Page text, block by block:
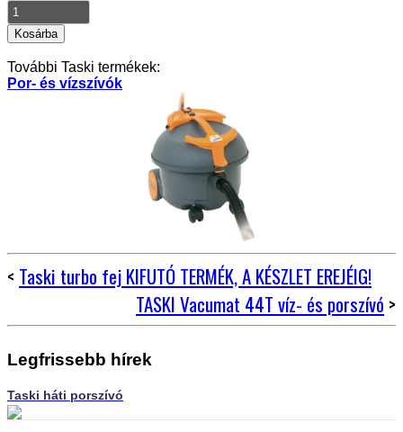
További Taski termékek:
Por- és vízszívók
< Taski turbo fej KIFUTÓ TERMÉK, A KÉSZLET EREJÉIG!
TASKI Vacumat 44T víz- és porszívó >
Legfrissebb hírek
Taski háti porszívó